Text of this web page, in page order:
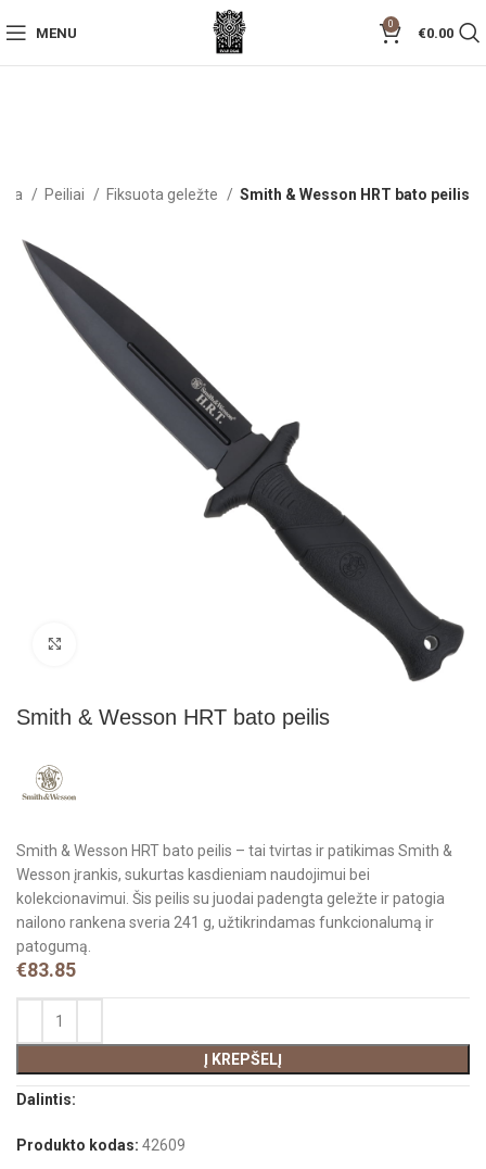
MENU
0
€0.00
Peiliai Fiksuota geležte Smith & Wesson HRT bato peilis
Smith & Wesson HRT bato peilis
Smith & Wesson HRT bato peilis – tai tvirtas ir patikimas Smith &
Wesson įrankis, sukurtas kasdieniam naudojimui bei
kolekcionavimui. Šis peilis su juodai padengta geležte ir patogia
nailono rankena sveria 241 g, užtikrindamas funkcionalumą ir
patogumą.
€83.85
Į KREPŠELĮ
Dalintis:
Produkto kodas:42609